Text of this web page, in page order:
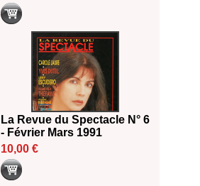
La Revue du Spectacle N° 6
- Février Mars 1991
10,00 €